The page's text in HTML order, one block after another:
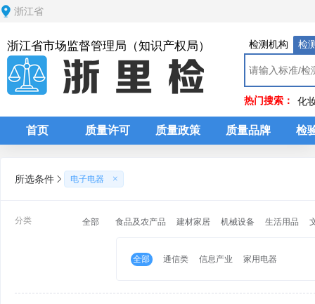
浙江省
浙江省市场监督管理局（知识产权局） 检测机构 检
热门搜索： 化
首页 质量许可 质量政策 质量品牌 检
所选条件 电子电器
分类 全部 食品及农产品 建材家居 机械设备 生活用品
全部 通信类 信息产业 家用电器